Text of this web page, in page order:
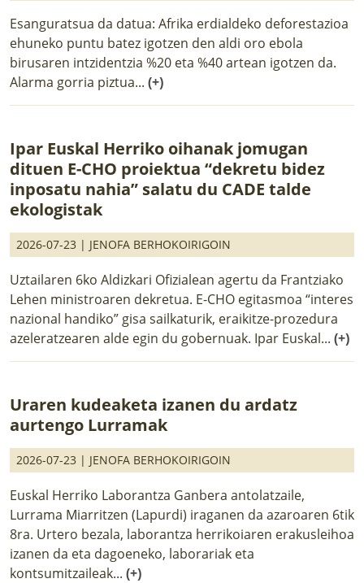
Esanguratsua da datua: Afrika erdialdeko deforestazioa
ehuneko puntu batez igotzen den aldi oro ebola
birusaren intzidentzia %20 eta %40 artean igotzen da.
Alarma gorria piztua... (+)
Ipar Euskal Herriko oihanak jomugan
dituen E-CHO proiektua “dekretu bidez
inposatu nahia” salatu du CADE talde
ekologistak
2026-07-23 | JENOFA BERHOKOIRIGOIN
Uztailaren 6ko Aldizkari Ofizialean agertu da Frantziako
Lehen ministroaren dekretua. E-CHO egitasmoa “interes
nazional handiko” gisa sailkaturik, eraikitze-prozedura
azeleratzearen alde egin du gobernuak. Ipar Euskal... (+)
Uraren kudeaketa izanen du ardatz
aurtengo Lurramak
2026-07-23 | JENOFA BERHOKOIRIGOIN
Euskal Herriko Laborantza Ganbera antolatzaile,
Lurrama Miarritzen (Lapurdi) iraganen da azaroaren 6tik
8ra. Urtero bezala, laborantza herrikoiaren erakusleihoa
izanen da eta dagoeneko, laborariak eta
kontsumitzaileak... (+)